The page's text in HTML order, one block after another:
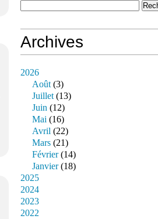
Archives
2026
Août(3)
Juillet(13)
Juin (12)
Mai (16)
Avril (22)
Mars (21)
Février(14)
Janvier(18)
2025
2024
2023
2022